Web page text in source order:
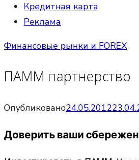
Кредитная карта
Реклама
Финансовые рынки и FOREX
ПАММ партнерство
Опубликовано24.05.2012
Доверить ваши